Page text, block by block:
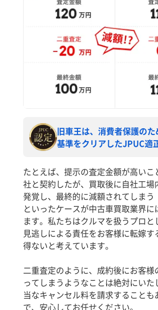
旧車王は、消費者保護の
基準をクリアしたJPUC適
たとえば、提示の査定金額が高いこ
社と契約したが、買取後に自社工場
発覚し、最終的に減額されてしまう
といったケースが中古車買取業界に
ます。私たちはクルマを扱うプロと
見逃しによる責任をお客様に転嫁す
得ないと考えています。
二重査定のように、成約後にお客様
ってしまうようなことは絶対にいた
当なキャンセル料を請求することも
で、安心してお任せください。